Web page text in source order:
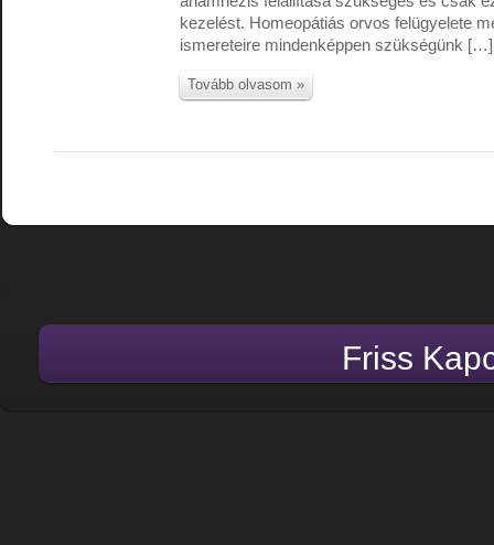
kezelést. Homeopátiás orvos felügyelete
ismereteire mindenképpen szükségünk […]
Tovább olvasom »
Friss